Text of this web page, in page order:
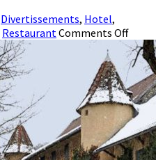
Divertissements, Hotel,
RestaurantComments Off